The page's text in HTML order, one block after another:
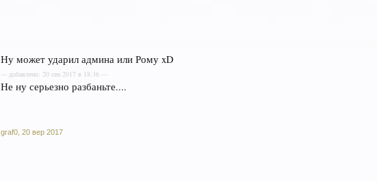
Ну может ударил админа или Рому xD
--- добавлено: 20 сен 2017 в 18:36 ---
Не ну серьезно разбаньте....
graf0, 20 вер 2017